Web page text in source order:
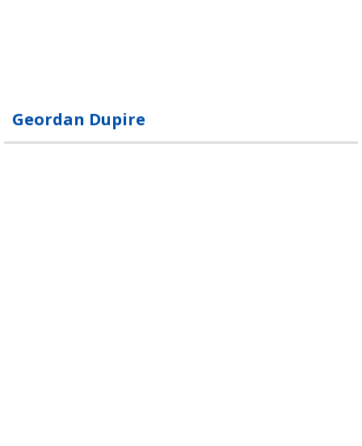
Geordan Dupire